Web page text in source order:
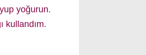
yoğurun.
kullandım.